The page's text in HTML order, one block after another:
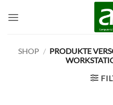
Inhalt
SHOP / PRODUKTE